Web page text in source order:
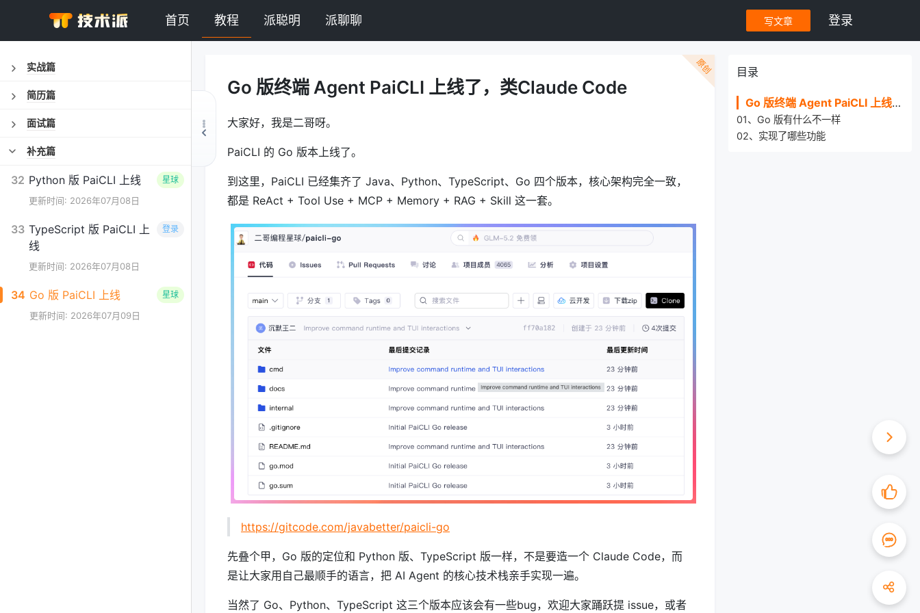
首页 教程 派聪明 派聊聊 写文章 登录
实战篇
简历篇
面试篇
补充篇
32 Python 版 PaiCLI 上线
更新时间: 2026年07月08日
星球
33 TypeScript 版 PaiCLI 上
线
更新时间: 2026年07月08日
登录
34 Go 版 PaiCLI 上线
更新时间: 2026年07月09日
星球
原创
Go 版终端 Agent PaiCLI 上线了，类Claude Code
大家好，我是二哥呀。
PaiCLI 的 Go 版本上线了。
到这里，PaiCLI 已经集齐了 Java、Python、TypeScript、Go 四个版本，核心架构完全一致，
都是 ReAct + Tool Use + MCP + Memory + RAG + Skill 这一套。
https://gitcode.com/javabetter/paicli-go
先叠个甲，Go 版的定位和 Python 版、TypeScript 版一样，不是要造一个 Claude Code，而
是让大家用自己最顺手的语言，把 AI Agent 的核心技术栈亲手实现一遍。
当然了 Go、Python、TypeScript 这三个版本应该会有一些bug，欢迎大家踊跃提 issue，或者
目录
Go 版终端 Agent PaiCLI 上线了，类Claude Code
01、Go 版有什么不一样
02、实现了哪些功能